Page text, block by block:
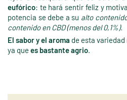
eufórico: te hará sentir feliz y
potencia se debe a su alto
contenido en CBD (menos del 0,1%).
El sabor y el aroma de esta
ya que es bastante agrio.